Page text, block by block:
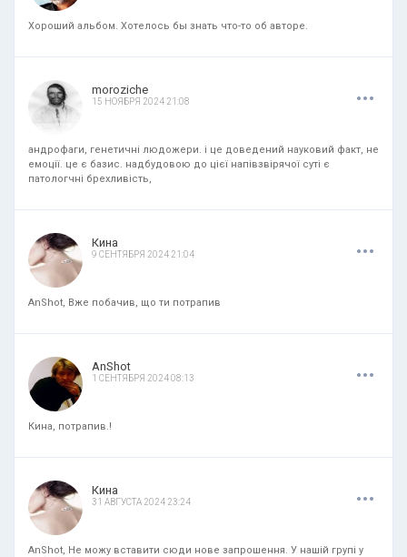
Хороший альбом. Хотелось бы знать что-то об авторе.
moroziche
15 НОЯБРЯ 2024 21:08 ...
андрофаги, генетичні людожери. і це доведений науковий факт, не
емоції. це є базис. надбудовою до цієї напівзвірячої суті є
патологчні брехливість,
Кина
9 СЕНТЯБРЯ 2024 21:04 ...
AnShot, Вже побачив, що ти потрапив
AnShot
1 СЕНТЯБРЯ 2024 08:13 ...
Кина, потрапив.!
Кина
31 АВГУСТА 2024 23:24 ...
AnShot, Не можу вставити сюди нове запрошення. У нашій групі у